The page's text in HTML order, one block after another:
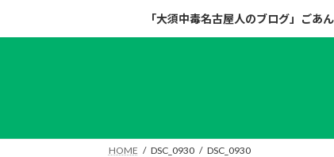
キ
に
「大須中毒名古屋人のブログ」ごあ
HOME DSC_0930 DSC_0930